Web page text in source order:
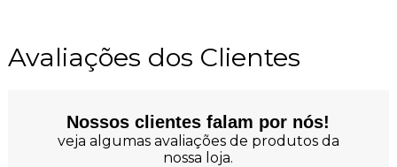
Avaliações dos Clientes
Nossos clientes falam por nós!
veja algumas avaliações de produtos da
nossa loja.